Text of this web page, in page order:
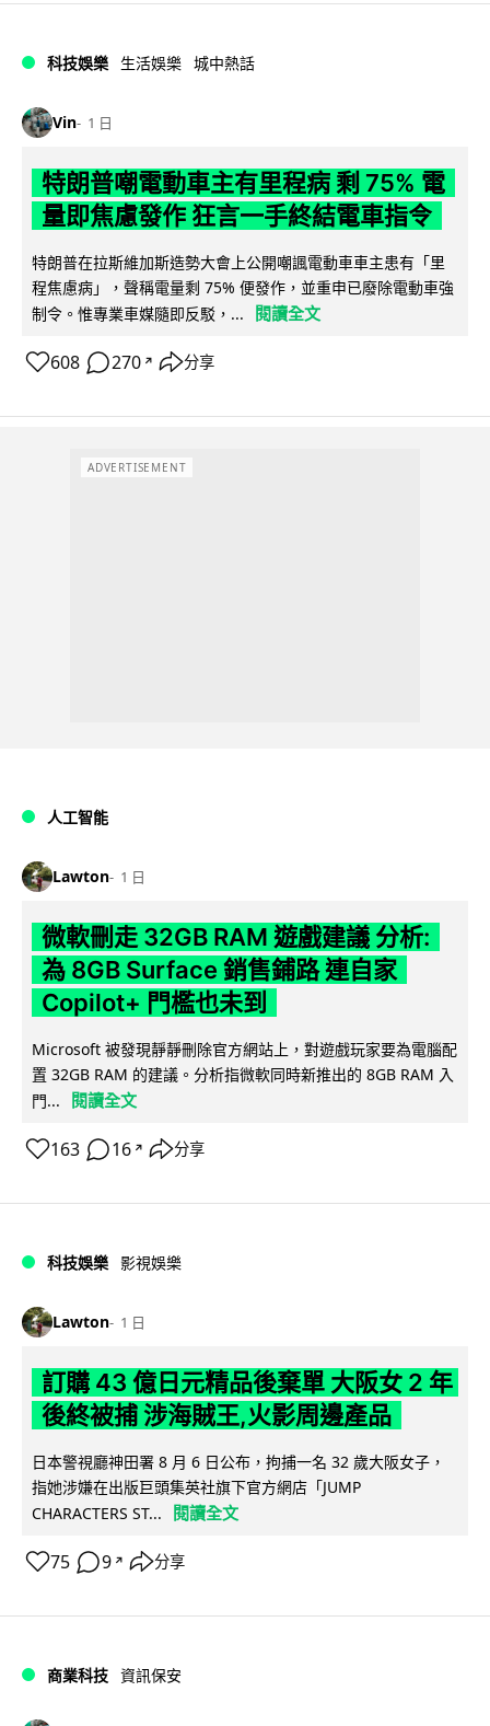
科技娛樂 生活娛樂 城中熱話
Vin 1 日
特朗普嘲電動車主有里程病 剩 75% 電
量即焦慮發作 狂言一手終結電車指令
特朗普在拉斯維加斯造勢大會上公開嘲諷電動車車主患有「里
程焦慮病」，聲稱電量剩 75% 便發作，並重申已廢除電動車強
制令。惟專業車媒隨即反駁，...
閱讀全文
608 270 ↗ 分享
ADVERTISEMENT
人工智能
Lawton 1 日
微軟刪走 32GB RAM 遊戲建議 分析:
為 8GB Surface 銷售鋪路 連自家
Copilot+ 門檻也未到
Microsoft 被發現靜靜刪除官方網站上，對遊戲玩家要為電腦配
置 32GB RAM 的建議。分析指微軟同時新推出的 8GB RAM 入
門...
閱讀全文
163 16 ↗ 分享
科技娛樂 影視娛樂
Lawton 1 日
訂購 43 億日元精品後棄單 大阪女 2 年
後終被捕 涉海賊王,火影周邊產品
日本警視廳神田署 8 月 6 日公布，拘捕一名 32 歲大阪女子，
指她涉嫌在出版巨頭集英社旗下官方網店「JUMP
CHARACTERS ST...
閱讀全文
75 9 ↗ 分享
商業科技 資訊保安